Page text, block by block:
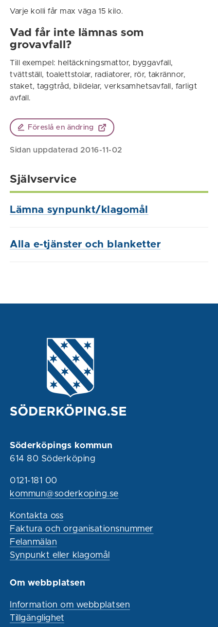
Varje kolli får max väga 15 kilo.
Vad får inte lämnas som
grovavfall?
Till exempel: heltäckningsmattor, byggavfall,
tvättställ, toalettstolar, radiatorer, rör, takrännor,
staket, taggtråd, bildelar, verksamhetsavfall, farligt
avfall.
Föreslå en ändring
Sidan uppdaterad 2016-11-02
Självservice
Lämna synpunkt/klagomål
Alla e-tjänster och blanketter
Söderköpings kommun
614 80 Söderköping
0121-181 00
kommun@soderkoping.se
Kontakta oss
Faktura och organisationsnummer
Felanmälan
Synpunkt eller klagomål
Om webbplatsen
Information om webbplatsen
Tillgänglighet